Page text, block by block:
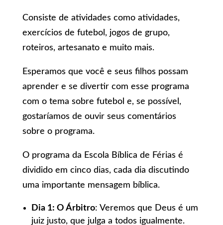
Consiste de atividades como atividades,
exercícios de futebol, jogos de grupo,
roteiros, artesanato e muito mais.
Esperamos que você e seus filhos possam
aprender e se divertir com esse programa
com o tema sobre futebol e, se possível,
gostaríamos de ouvir seus comentários
sobre o programa.
O programa da Escola Bíblica de Férias é
dividido em cinco dias, cada dia discutindo
uma importante mensagem bíblica.
Dia 1: O Árbitro: Veremos que Deus é um
juiz justo, que julga a todos igualmente.